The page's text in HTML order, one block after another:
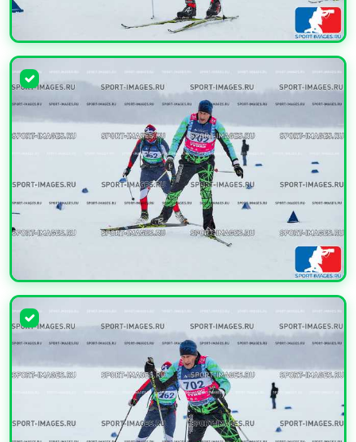
УВЕЛИЧИТЬ
УВЕЛИЧИТЬ